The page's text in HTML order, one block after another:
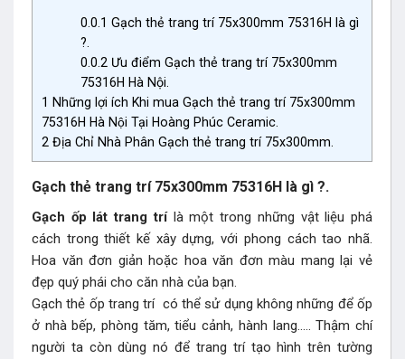
0.0.1 Gạch thẻ trang trí 75x300mm 75316H là gì
?.
0.0.2 Ưu điểm Gạch thẻ trang trí 75x300mm
75316H Hà Nội.
1 Những lợi ích Khi mua Gạch thẻ trang trí 75x300mm
75316H Hà Nội Tại Hoàng Phúc Ceramic.
2 Địa Chỉ Nhà Phân Gạch thẻ trang trí 75x300mm.
Gạch thẻ trang trí 75x300mm 75316H là gì ?.
Gạch ốp lát trang trílà một trong những vật liệu phá
cách trong thiết kế xây dựng, với phong cách tao nhã.
Hoa văn đơn giản hoặc hoa văn đơn màu mang lại vẻ
đẹp quý phái cho căn nhà của bạn.
Gạch thẻ ốp trang trí có thể sử dụng không những để ốp
ở nhà bếp, phòng tăm, tiểu cảnh, hành lang….. Thậm chí
người ta còn dùng nó để trang trí tạo hình trên tường